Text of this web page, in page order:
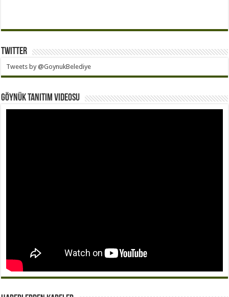
Twitter
Tweets by @GoynukBelediye
Göynük Tanıtım Videosu